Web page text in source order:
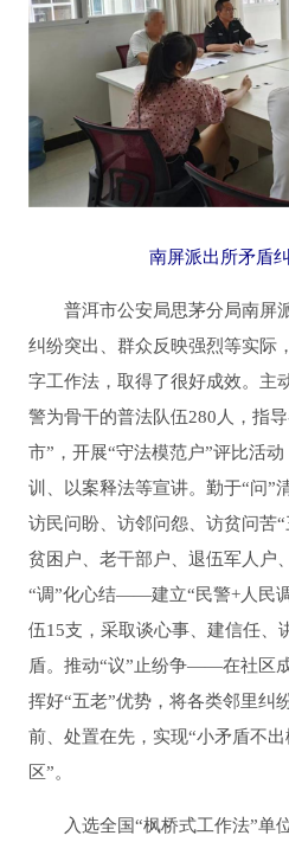
南屏派出所矛盾
普洱市公安局思茅分局南屏
纠纷突出、群众反映强烈等实际
字工作法，取得了很好成效。
警为骨干的普法队伍280人，指
市”，开展“守法模范户”评比活
训、以案释法等宣讲。勤于“问
访民问盼、访邻问怨、访贫问苦“
贫困户、老干部户、退伍军人户
“调”化心结——建立“民警+人民
伍15支，采取谈心事、建信任、
盾。推动“议”止纷争——在社区
挥好“五老”优势，将各类邻里纠
前、处置在先，实现“小矛盾不
区”。
入选全国“枫桥式工作法”单